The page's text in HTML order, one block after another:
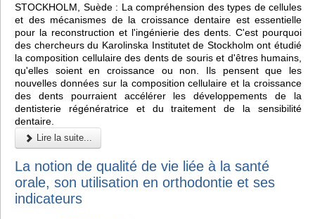
STOCKHOLM, Suède : La compréhension des types de cellules
et des mécanismes de la croissance dentaire est essentielle
pour la reconstruction et l'ingénierie des dents. C'est pourquoi
des chercheurs du Karolinska Institutet de Stockholm ont étudié
la composition cellulaire des dents de souris et d'êtres humains,
qu'elles soient en croissance ou non. Ils pensent que les
nouvelles données sur la composition cellulaire et la croissance
des dents pourraient accélérer les développements de la
dentisterie régénératrice et du traitement de la sensibilité
dentaire.
Lire la suite...
La notion de qualité de vie liée à la santé
orale, son utilisation en orthodontie et ses
indicateurs